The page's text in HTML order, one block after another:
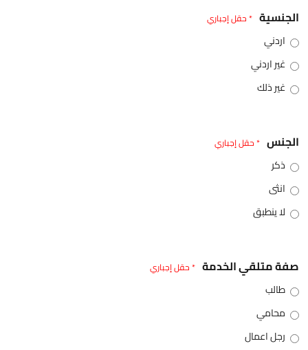
الجنسية * حقل إجباري
اردني
غير اردني
غير ذلك
الجنس * حقل إجباري
ذكر
انثى
لا ينطبق
صفة متلقي الخدمة * حقل إجباري
طالب
محامي
رجل اعمال